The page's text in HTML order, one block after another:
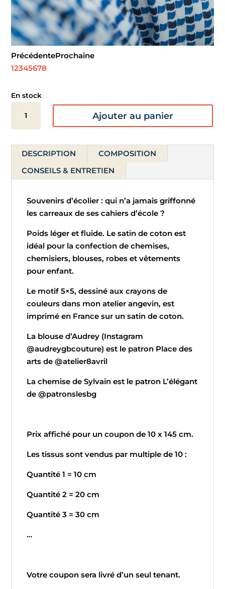
PrécédenteProchaine
12345678
En stock
Satin
de
coton
Ajouter au panier
DESCRIPTION
COMPOSITION
CONSEILS & ENTRETIEN
Souvenirs d’écolier : qui n’a jamais griffonné
les carreaux de ses cahiers d’école ?
Poids léger et fluide. Le satin de coton est
idéal pour la confection de chemises,
chemisiers, blouses, robes et vêtements
pour enfant.
Le motif 5×5, dessiné aux crayons de
couleurs dans mon atelier angevin, est
imprimé en France sur un satin de coton.
La blouse d’Audrey (Instagram
@audreygbcouture) est le patron Place des
arts de @atelier8avril
La chemise de Sylvain est le patron L’élégant
de @patronslesbg
Prix affiché pour un coupon de 10 x 145 cm.
Les tissus sont vendus par multiple de 10 :
Quantité 1 = 10 cm
Quantité 2 = 20 cm
Quantité 3 = 30 cm
…
Votre coupon sera livré d’un seul tenant.